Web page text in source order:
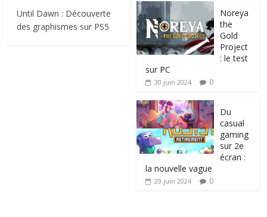
Until Dawn : Découverte
des graphismes sur PS5
Noreya
the
Gold
Project
: le test
sur PC
30 juin 2024 0
Du
casual
gaming
sur 2e
écran :
la nouvelle vague
29 juin 2024 0